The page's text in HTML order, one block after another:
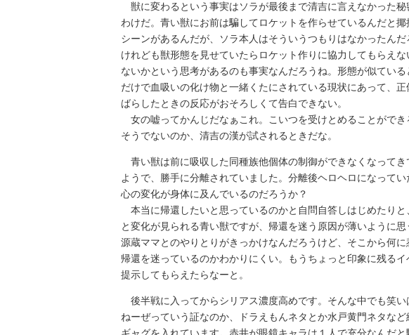
獣に変わるという事実はソラが最後まで清吉に言えなかった秘
わけだ。青い獣にお前は騙してロケットを作らせているんだと揶
シーンがあるんだが、ソラ本人はそういうつもりはなかったんだ
けれども獣形態を見せていたらロケット作りに協力してもらえな
ないかという思考があるのも事実なんだろうね。形態が似ている
だけで血吸いの化け物と一緒くたにされている現状にあって、正
ばらしたときの反応がおそろしくて告白できない。
女の嘘ってかんじだなぁこれ。こいつを受けとめることができ
そうでないのか、清吉の漢が試されるときだな。
青い獣は前に吸収した同種族他個体の制御ができなくなってき
ようで、勝手に分離されていました。分離後ヘロヘロになってい
心の変化が身体に及んでいるのだろうか？
本当に帰還したいと思っているのかと自問自答しはじめたりと
と変化が見られる青い獣ですが、帰還を迷う原因が薄いように思
源蔵ママとのやりとりがきっかけなんだろうけど、そこから何に
帰還を迷っているのかわかりにくい。もうちょっと印象に残るイ
提示してもらえたらなーと。
後半戦に入ってからシリアス濃度高めです。そんな中でも笑い
ねーぜっていう証なのか、ドラえもんネタとか水戸黄門ネタなど